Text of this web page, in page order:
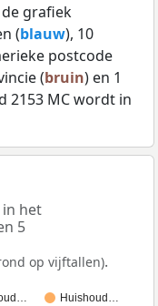
grafiek
(blauw), 10
postcode
(bruin) en 1
2153 MC wordt in
het
5
op vijftallen).
Huishoud…